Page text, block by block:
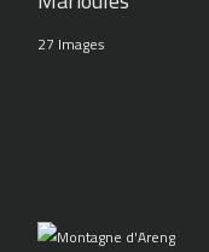
27 Images